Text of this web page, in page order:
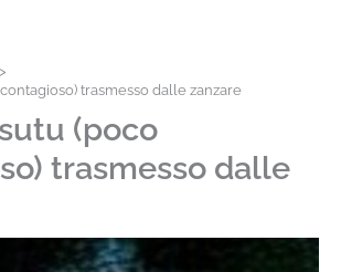
trasmesso dalle zanzare
(poco
trasmesso dalle